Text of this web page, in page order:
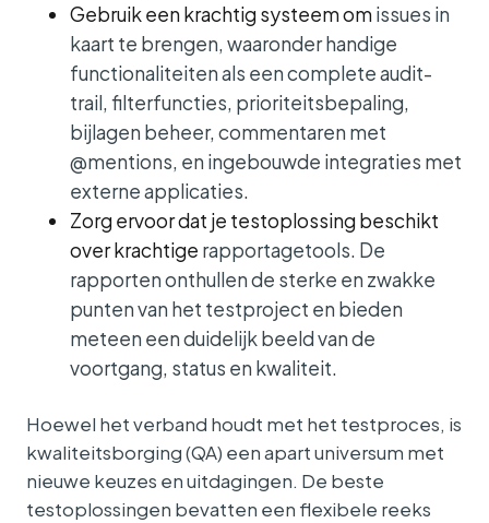
Gebruik een krachtig systeem omissues in
kaart te brengen, waaronder handige
functionaliteiten als een complete audit-
trail, filterfuncties, prioriteitsbepaling,
bijlagen beheer, commentaren met
@mentions, en ingebouwde integraties met
externe applicaties.
Zorg ervoor dat je testoplossing beschikt
over krachtige rapportagetools. De
rapporten onthullen de sterke en zwakke
punten van het testproject en bieden
meteen een duidelijk beeld van de
voortgang, status en kwaliteit.
Hoewel het verband houdt met het testproces, is
kwaliteitsborging (QA) een apart universum met
nieuwe keuzes en uitdagingen. De beste
testoplossingen bevatten een flexibele reeks